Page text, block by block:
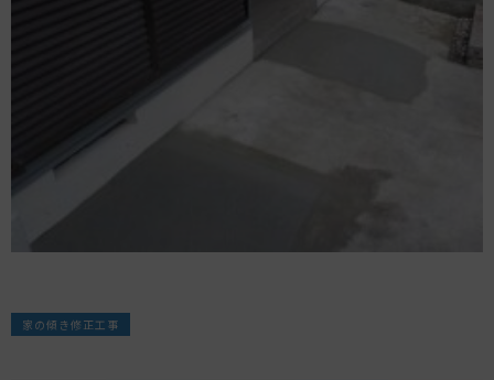
家の傾き修正工事